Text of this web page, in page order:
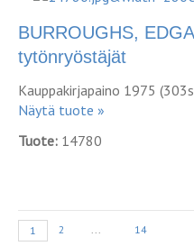
BURROUGHS,
tytönryöstäjät
Kauppakirjapaino 1975
Näytä tuote »
Tuote: 14780
1 2 ... 14